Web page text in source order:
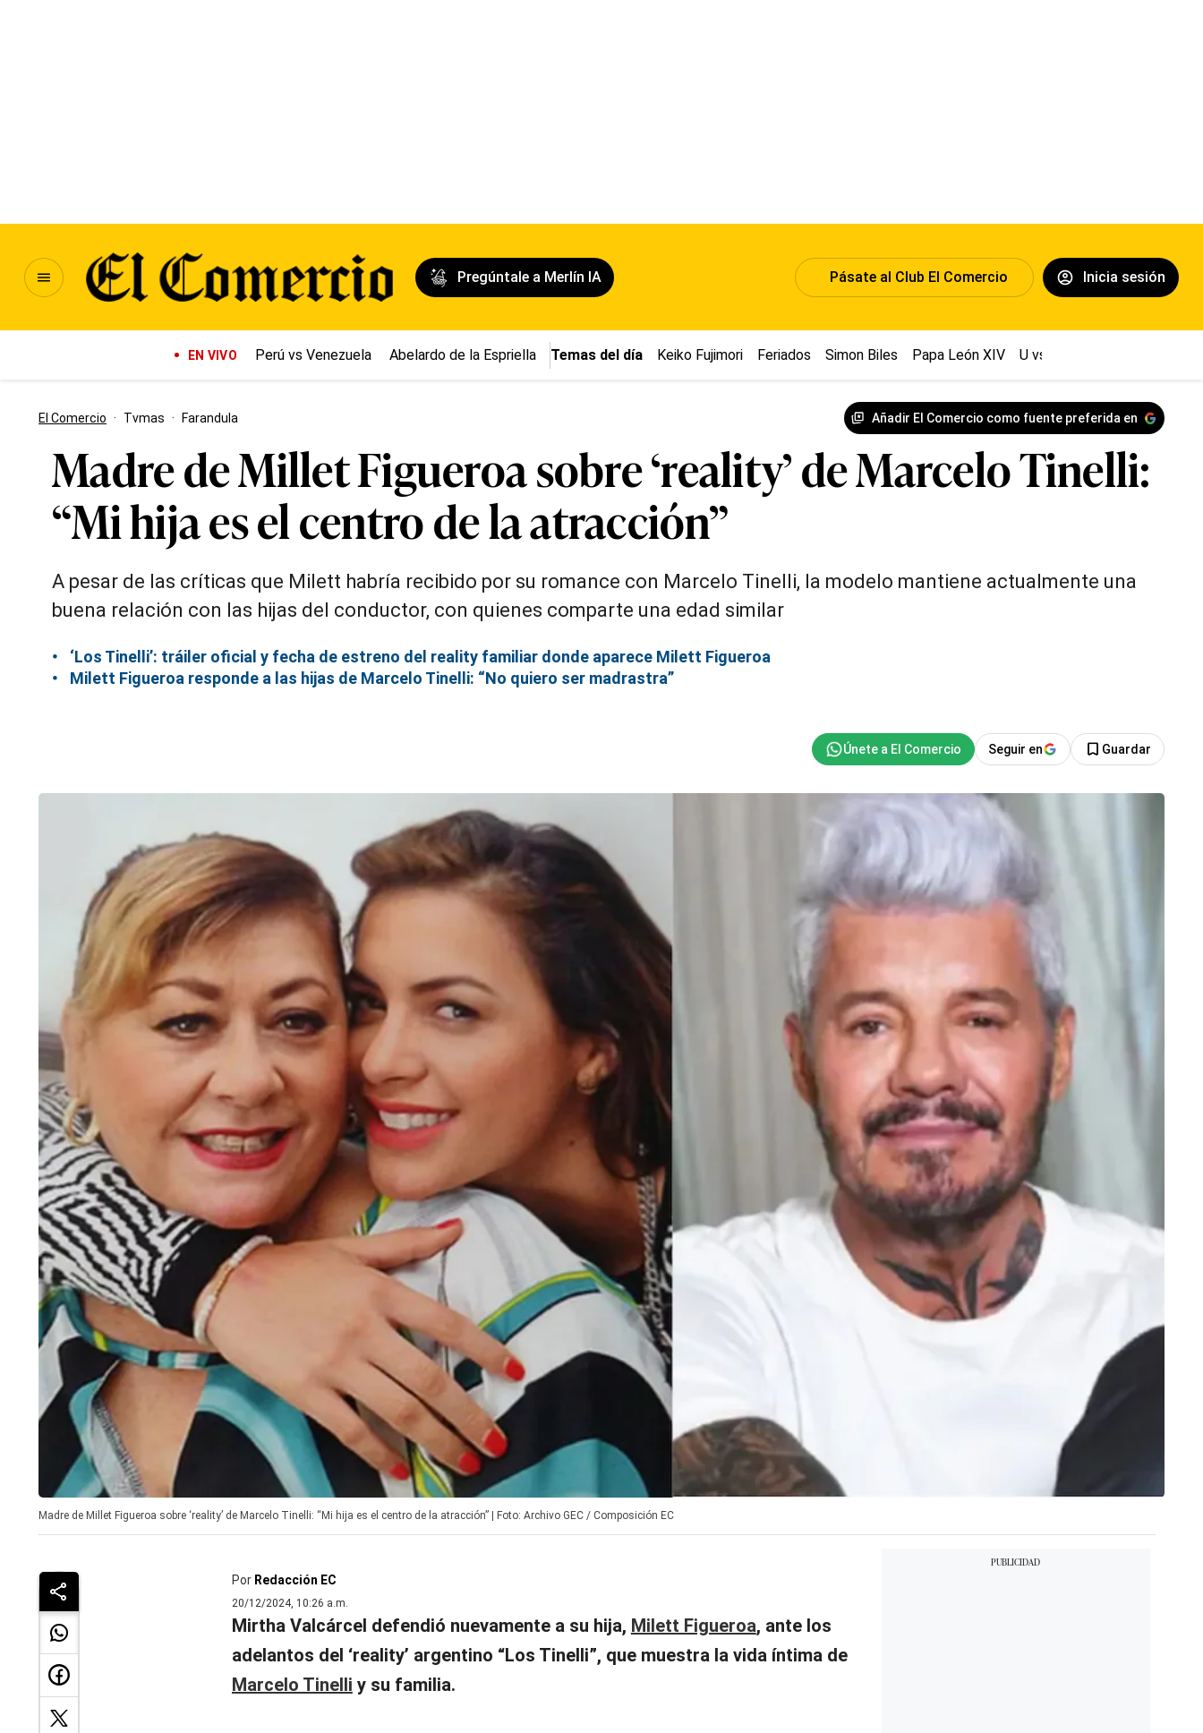
Pregúntale a Merlín IA Pásate al Club El Comercio Inicia sesión
EN VIVO Perú vs Venezuela Abelardo de la Espriella Temas del día Keiko Fujimori Feriados Simon Biles Papa León XIV U vs Cristal
El Comercio · Tvmas · Farandula Añadir El Comercio como fuente preferida en
Madre de Millet Figueroa sobre ‘reality’ de Marcelo Tinelli:
“Mi hija es el centro de la atracción”
A pesar de las críticas que Milett habría recibido por su romance con Marcelo Tinelli, la modelo mantiene actualmente una
buena relación con las hijas del conductor, con quienes comparte una edad similar
‘Los Tinelli’: tráiler oficial y fecha de estreno del reality familiar donde aparece Milett Figueroa
Milett Figueroa responde a las hijas de Marcelo Tinelli: “No quiero ser madrastra”
Seguir en Guardar
Madre de Millet Figueroa sobre ‘reality’ de Marcelo Tinelli: “Mi hija es el centro de la atracción” | Foto: Archivo GEC / Composición EC
Por Redacción EC
20/12/2024, 10:26 a.m.
Mirtha Valcárcel defendió nuevamente a su hija, Milett Figueroa, ante los
adelantos del ‘reality’ argentino “Los Tinelli”, que muestra la vida íntima de
Marcelo Tinelli y su familia.